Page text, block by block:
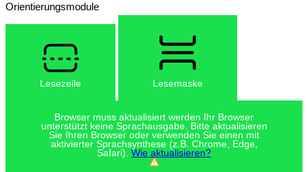
Orientierungsmodule
Lesezeile Lesemaske
Browser muss aktualisiert werden
Ihr Browser
unterstützt keine Sprachausgabe. Bitte aktualisieren
Sie Ihren Browser oder verwenden Sie einen mit
aktivierter Sprachsynthese (z.B. Chrome, Edge,
Safari). Wie aktualisieren?